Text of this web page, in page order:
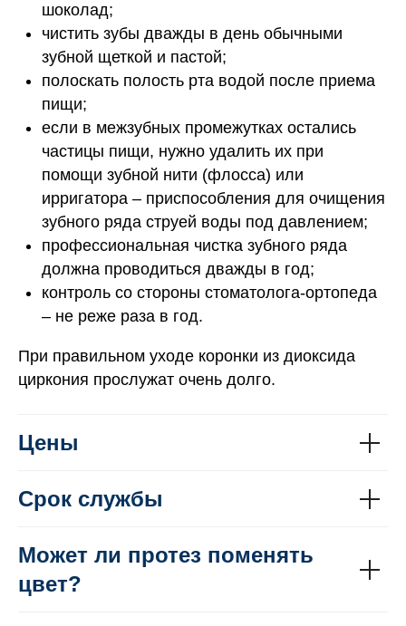
шоколад;
чистить зубы дважды в день обычными
зубной щеткой и пастой;
полоскать полость рта водой после приема
пищи;
если в межзубных промежутках остались
частицы пищи, нужно удалить их при
помощи зубной нити (флосса) или
ирригатора – приспособления для очищения
зубного ряда струей воды под давлением;
профессиональная чистка зубного ряда
должна проводиться дважды в год;
контроль со стороны стоматолога-ортопеда
– не реже раза в год.
При правильном уходе коронки из диоксида
циркония прослужат очень долго.
Цены
Срок службы
Может ли протез поменять
цвет?
ПОЧЕМУ НАМ
НАШИ НАГРАДЫ И ПРЕМИИ